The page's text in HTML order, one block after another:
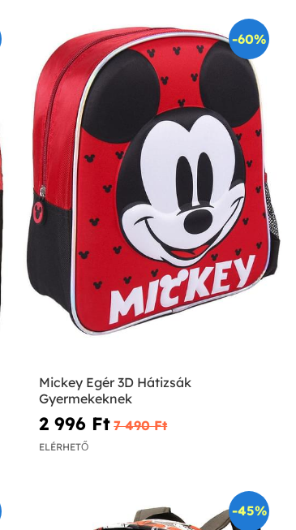
-60%
Mickey Egér 3D Hátizsák
Gyermekeknek
2 996 Ft‎ 7 490 Ft‎
ELÉRHETŐ
-45%